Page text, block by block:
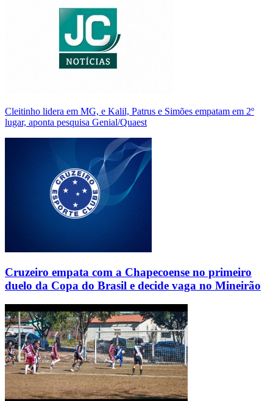
Cleitinho lidera em MG, e Kalil, Patrus e Simões empatam em 2º
lugar, aponta pesquisa Genial/Quaest
Cruzeiro empata com a Chapecoense no primeiro
duelo da Copa do Brasil e decide vaga no Mineirão